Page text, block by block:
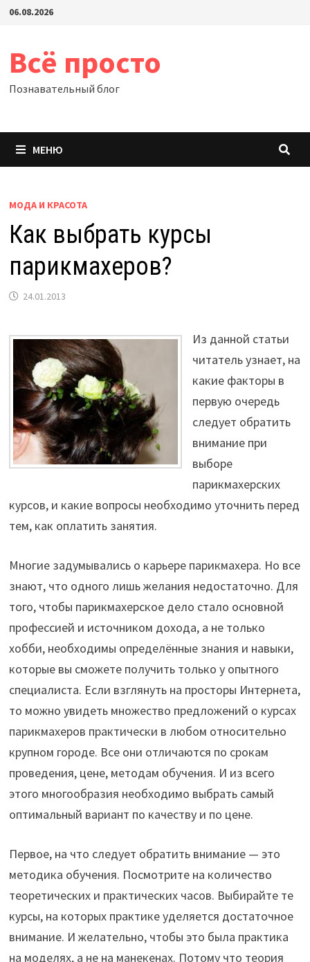
Перейти
06.08.2026
Всё просто
Познавательный блог
МЕНЮ
МОДА И КРАСОТА
Как выбрать курсы
парикмахеров?
24.01.2013
Из данной статьи
читатель узнает, на
какие факторы в
первую очередь
следует обратить
внимание при
выборе
парикмахерских
курсов, и какие вопросы необходимо уточнить перед
тем, как оплатить занятия.
Многие задумывались о карьере парикмахера. Но все
знают, что одного лишь желания недостаточно. Для
того, чтобы парикмахерское дело стало основной
профессией и источником дохода, а не только
хобби, необходимы определённые знания и навыки,
которые вы сможете получить только у опытного
специалиста. Если взглянуть на просторы Интернета,
то можно увидеть множество предложений о курсах
парикмахеров практически в любом относительно
крупном городе. Все они отличаются по срокам
проведения, цене, методам обучения. И из всего
этого многообразия необходимо выбрать самый
оптимальный вариант по качеству и по цене.
Первое, на что следует обратить внимание — это
методика обучения. Посмотрите на количество
теоретических и практических часов. Выбирайте те
курсы, на которых практике уделяется достаточное
внимание. И желательно, чтобы это была практика
на моделях, а не на манекенах. Потому что теория